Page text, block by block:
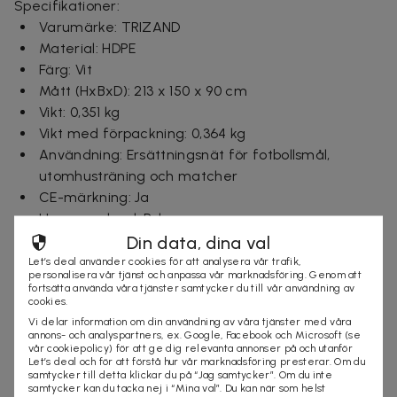
Specifikationer:
Varumärke: TRIZAND
Material: HDPE
Färg: Vit
Mått (HxBxD): 213 x 150 x 90 cm
Vikt: 0,351 kg
Vikt med förpackning: 0,364 kg
Användning: Ersättningsnät för fotbollsmål,
utomhusträning och matcher
CE-märkning: Ja
Ursprungsland: Polen
Garanti: Standardgaranti för fabrikationsfel
Ingår i paketet:
1 st ersättningsnät till fotbollsmål
Leveranstid: 1-3 arbetsdagar
Din data, dina val
Let’s deal använder cookies för att analysera vår trafik,
personalisera vår tjänst och anpassa vår marknadsföring. Genom att
fortsätta använda våra tjänster samtycker du till vår användning av
cookies.
Vi delar information om din användning av våra tjänster med våra
annons- och analyspartners, ex. Google, Facebook och Microsoft (se
vår cookiepolicy) för att ge dig relevanta annonser på och utanför
Let’s deal och för att förstå hur vår marknadsföring presterar. Om du
samtycker till detta klickar du på “Jag samtycker”. Om du inte
samtycker kan du tacka nej i “Mina val”. Du kan när som helst